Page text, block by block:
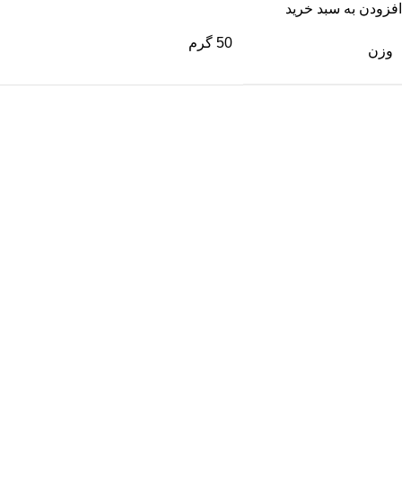
افزودن به سبد خرید
وزن
50 گرم